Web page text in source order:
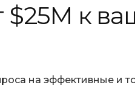
$25М к
на эффективные и